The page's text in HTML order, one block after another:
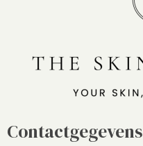
Contactgegevens